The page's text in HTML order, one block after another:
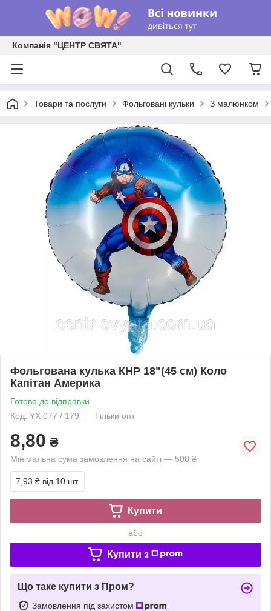
Компанія "ЦЕНТР СВЯТА"
Товари та послуги Фольговані кульки З малюнком
Фольгована кулька КНР 18"(45 см) Коло
Капітан Америка
Готово до відправки
Код: YX 077 / 179
Тільки опт
8,80 ₴
Мінімальна сума замовлення на сайті — 500 ₴
7,93 ₴ від 10 шт.
Купити
або
Купити з
Що таке купити з Пром?
Замовлення під захистом